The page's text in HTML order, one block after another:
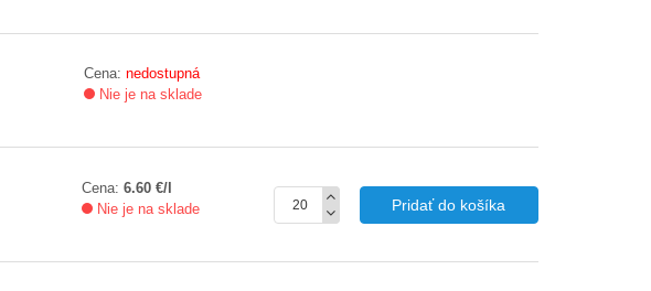
Cena: nedostupná
Nie je na sklade
Cena: 6.60 €/l
Nie je na sklade
Pridať do košíka